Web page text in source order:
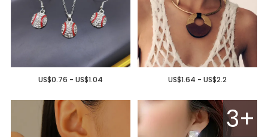
US$1.64 - US$2.2
US$0.76 - US$1.04
3+